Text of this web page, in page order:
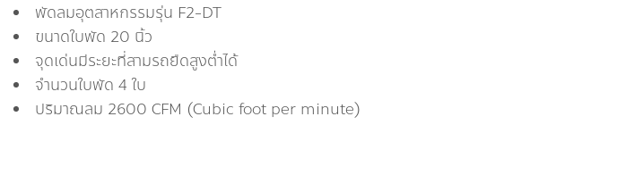
พัดลมอุตสาหกรรมรุ่น F2-DT
ขนาดใบพัด 20 นิ้ว
จุดเด่นมีระยะที่สามรถยืดสูงต่ำได้
จำนวนใบพัด 4 ใบ
ปริมาณลม 2600 CFM (Cubic foot per minute)